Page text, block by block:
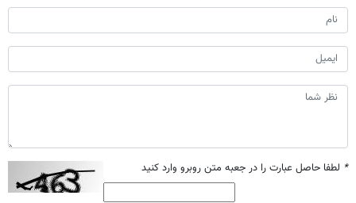
* لطفا حاصل عبارت را در جعبه متن روبرو وارد کنید